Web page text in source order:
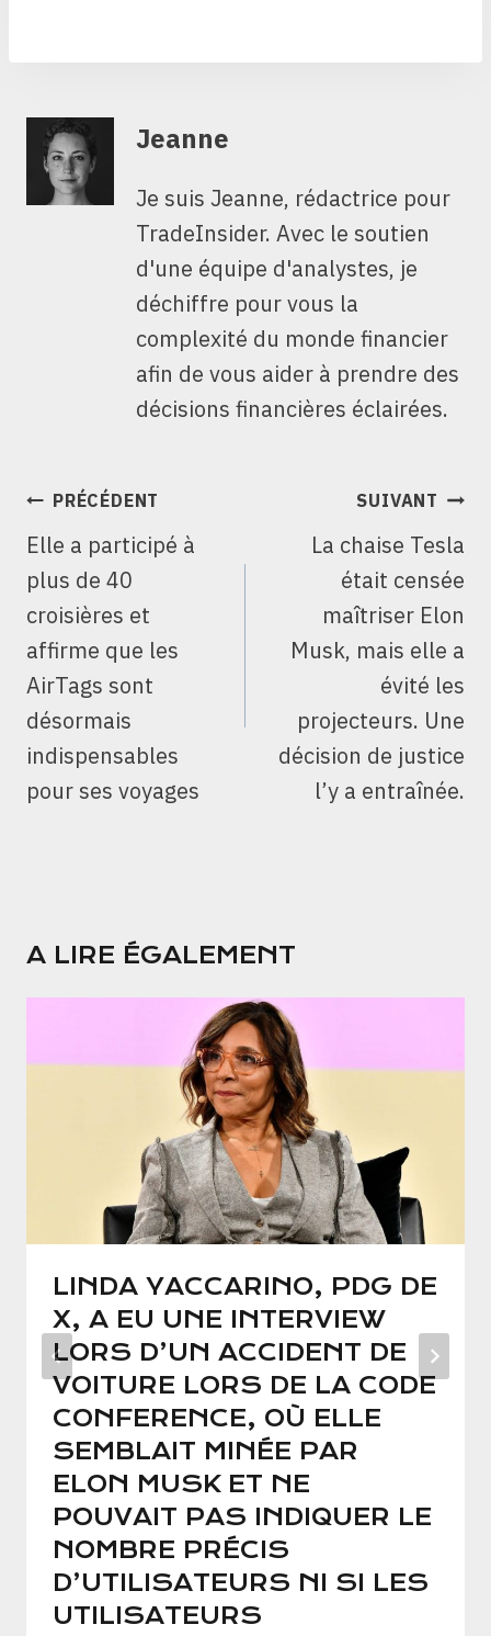
Jeanne
Je suis Jeanne, rédactrice pour
TradeInsider. Avec le soutien
d'une équipe d'analystes, je
déchiffre pour vous la
complexité du monde financier
afin de vous aider à prendre des
décisions financières éclairées.
NAVIGATION
L’ARTICLE
PRÉCÉDENT
Elle a participé à
plus de 40
croisières et
affirme que les
AirTags sont
désormais
indispensables
pour ses voyages
SUIVANT
La chaise Tesla
était censée
maîtriser Elon
Musk, mais elle a
évité les
projecteurs. Une
décision de justice
l’y a entraînée.
A LIRE ÉGALEMENT
LINDA YACCARINO, PDG DE
X, A EU UNE INTERVIEW
LORS D’UN ACCIDENT DE
VOITURE LORS DE LA CODE
CONFERENCE, OÙ ELLE
SEMBLAIT MINÉE PAR
ELON MUSK ET NE
POUVAIT PAS INDIQUER LE
NOMBRE PRÉCIS
D’UTILISATEURS NI SI LES
UTILISATEURS